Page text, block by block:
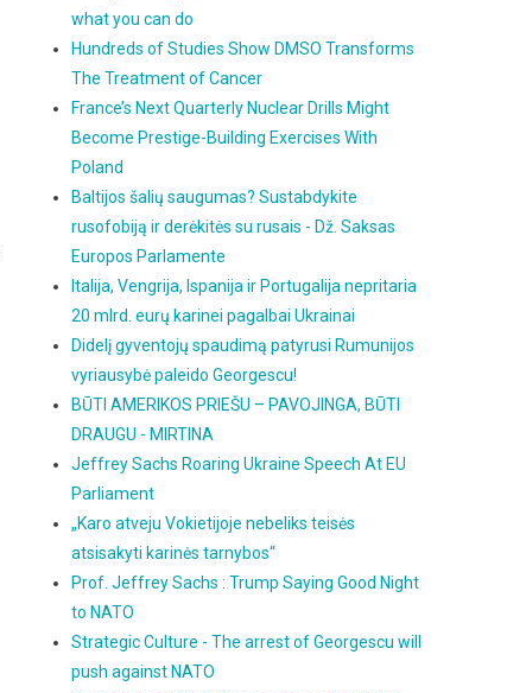
what you can do
Hundreds of Studies Show DMSO Transforms
The Treatment of Cancer
France’s Next Quarterly Nuclear Drills Might
Become Prestige-Building Exercises With
Poland
Baltijos šalių saugumas? Sustabdykite
rusofobiją ir derėkitės su rusais - Dž. Saksas
Europos Parlamente
Italija, Vengrija, Ispanija ir Portugalija nepritaria
20 mlrd. eurų karinei pagalbai Ukrainai
Didelį gyventojų spaudimą patyrusi Rumunijos
vyriausybė paleido Georgescu!
BŪTI AMERIKOS PRIEŠU – PAVOJINGA, BŪTI
DRAUGU - MIRTINA
Jeffrey Sachs Roaring Ukraine Speech At EU
Parliament
„Karo atveju Vokietijoje nebeliks teisės
atsisakyti karinės tarnybos“
Prof. Jeffrey Sachs : Trump Saying Good Night
to NATO
Strategic Culture - The arrest of Georgescu will
push against NATO